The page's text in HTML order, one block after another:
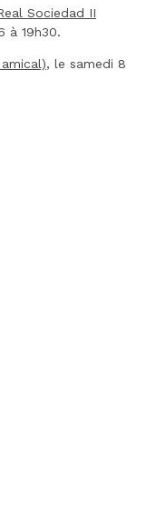
Sociedad II
à 19h30.
, le samedi 8